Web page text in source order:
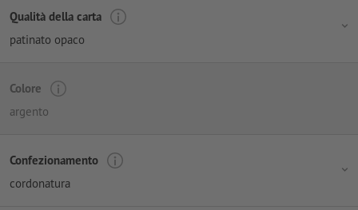
Qualità della carta
patinato opaco
Colore
argento
Confezionamento
cordonatura